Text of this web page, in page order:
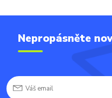
Nepropásněte